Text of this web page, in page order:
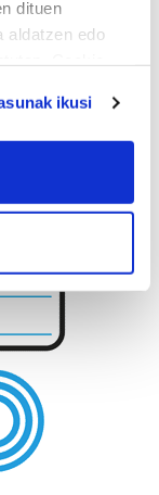
dituen
aldatzen edo
it for
is processed
beste,
eta eduki
edukia
eta
ikusi